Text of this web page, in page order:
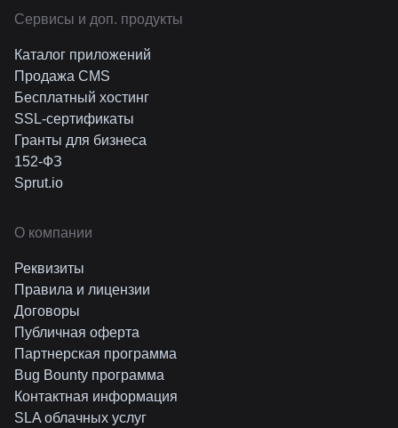
Cервисы и доп. продукты
Каталог приложений
Продажа CMS
Бесплатный хостинг
SSL-сертификаты
Гранты для бизнеса
152-ФЗ
Sprut.io
О компании
Реквизиты
Правила и лицензии
Договоры
Публичная оферта
Партнерская программа
Bug Bounty программа
Контактная информация
SLA облачных услуг